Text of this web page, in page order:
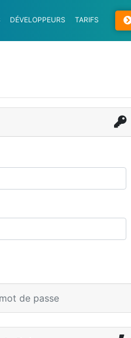
DÉVELOPPEURS TARIFS
de passe